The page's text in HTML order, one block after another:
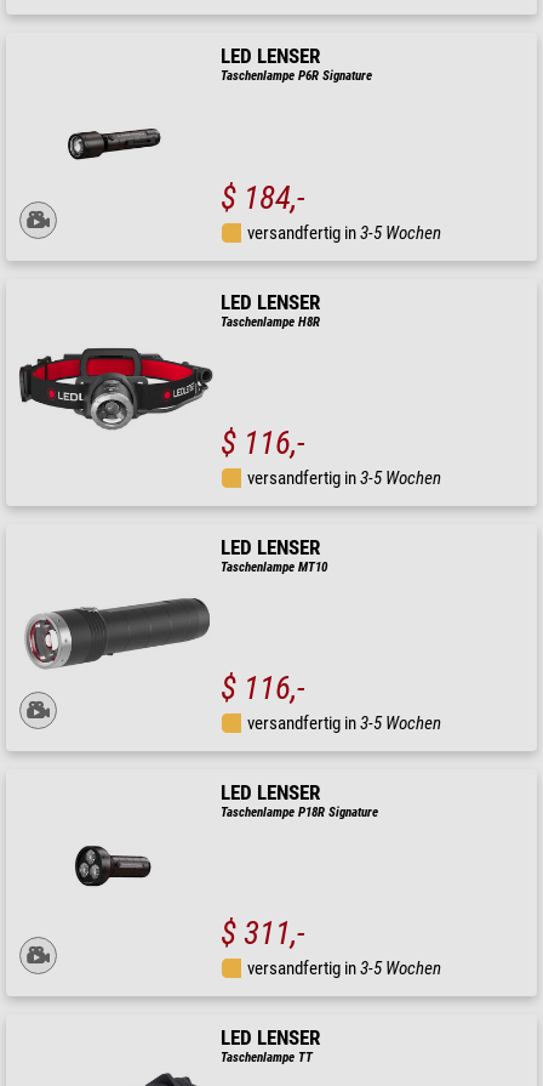
LED LENSER
Taschenlampe P6R Signature
$ 184,-
versandfertig in3-5 Wochen
LED LENSER
Taschenlampe H8R
$ 116,-
versandfertig in3-5 Wochen
LED LENSER
Taschenlampe MT10
$ 116,-
versandfertig in3-5 Wochen
LED LENSER
Taschenlampe P18R Signature
$ 311,-
versandfertig in3-5 Wochen
LED LENSER
Taschenlampe TT